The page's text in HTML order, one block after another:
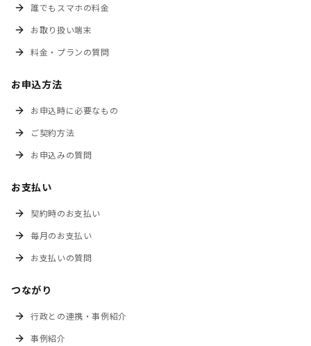
誰でもスマホの料金
お取り扱い端末
料金・プランの質問
お申込方法
お申込時に必要なもの
ご契約方法
お申込みの質問
お支払い
契約時のお支払い
毎月のお支払い
お支払いの質問
つながり
行政との連携・事例紹介
事例紹介